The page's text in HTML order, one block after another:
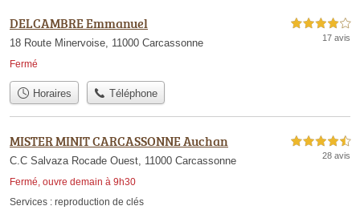
DELCAMBRE Emmanuel
18 Route Minervoise, 11000 Carcassonne
Fermé
4,0 étoiles sur 5
17 avis
Horaires Téléphone
MISTER MINIT CARCASSONNE Auchan
C.C Salvaza Rocade Ouest, 11000 Carcassonne
Fermé, ouvre demain à 9h30
4,5 étoiles sur 5
28 avis
Services : reproduction de clés